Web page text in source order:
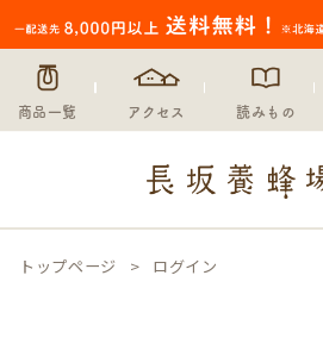
商品一覧 アクセス 読みもの
トップページ ログイン